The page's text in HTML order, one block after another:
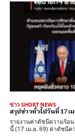
ข่าว SHORT NEWS
สรุปข่าวทั่วไปวันที่ 17 เ
รายงานค่าดัชนีความร้อ
นี้ (17 เม.ย. 69) ค่าดัชนีค